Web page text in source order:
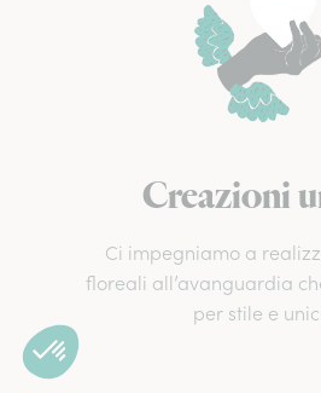
Creazioni
Ci impegniamo a
floreali all’avanguardia
per stile e